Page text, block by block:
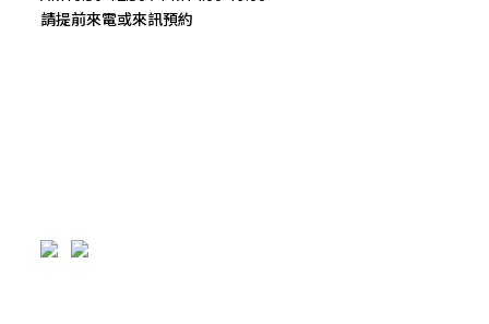
請提前來電或來訊預約